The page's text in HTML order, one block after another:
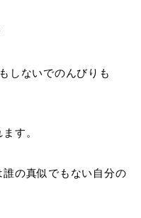
しないでのんびりも
す。
の真似でもない自分の